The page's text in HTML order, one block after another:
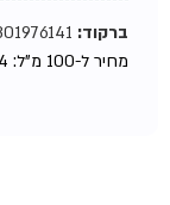
ברקוד:3616301976141
מחיר ל-100 מ"ל: